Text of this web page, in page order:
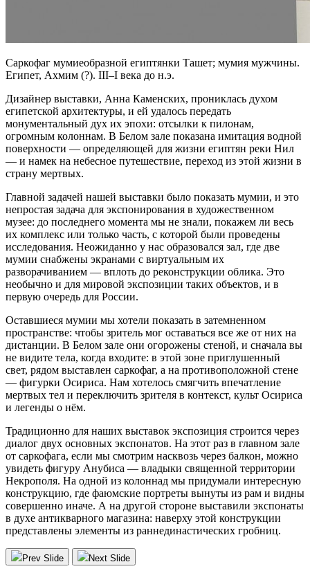
Саркофаг мумиеобразной египтянки Ташет; мумия мужчины.
Египет, Ахмим (?). III–I века до н.э.
Дизайнер выставки, Анна Каменских, прониклась духом
египетской архитектуры, и ей удалось передать
монументальный дух их эпохи: отсылки к пилонам,
огромным колоннам. В Белом зале показана имитация водной
поверхности — определяющей для жизни египтян реки Нил
— и намек на небесное путешествие, переход из этой жизни в
страну мертвых.
Главной задачей нашей выставки было показать мумии, и это
непростая задача для экспонирования в художественном
музее: до последнего момента мы не знали, покажем ли весь
их комплекс или только часть, с которой были проведены
исследования. Неожиданно у нас образовался зал, где две
мумии снабжены экранами с виртуальным их
разворачиванием — вплоть до реконструкции облика. Это
необычно и для мировой экспозиции таких объектов, и в
первую очередь для России.
Оставшиеся мумии мы хотели показать в затемненном
пространстве: чтобы зритель мог оставаться все же от них на
дистанции. В Белом зале они огорожены стеной, и сначала вы
не видите тела, когда входите: в этой зоне приглушенный
свет, рядом выставлен саркофаг, а на противоположной стене
— фигурки Осириса. Нам хотелось смягчить впечатление
мертвых тел и переключить зрителя в контекст, культ Осириса
и легенды о нём.
Традиционно для наших выставок экспозиция строится через
диалог двух основных экспонатов. На этот раз в главном зале
от саркофага, если мы смотрим насквозь через балкон, можно
увидеть фигуру Анубиса — владыки священной территории
Некрополя. На одной из колоннад мы придумали интересную
конструкцию, где фаюмские портреты вынуты из рам и видны
совершенно иначе. А на другой стороне выставили экспонаты
в духе антикварного магазина: наверху этой конструкции
представлены элементы из раннединастических гробниц.
Prev Slide Next Slide